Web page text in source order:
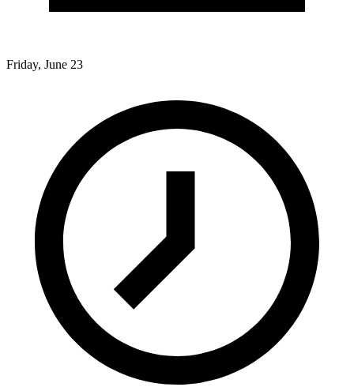
Friday, June 23